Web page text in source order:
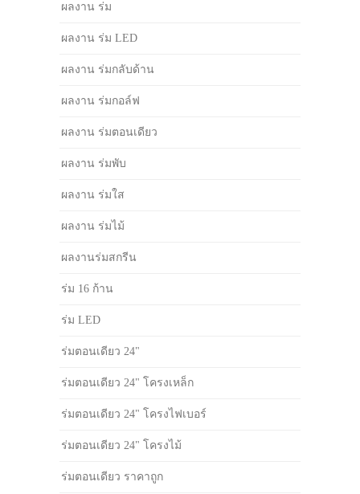
ผลงาน ร่ม
ผลงาน ร่ม LED
ผลงาน ร่มกลับด้าน
ผลงาน ร่มกอล์ฟ
ผลงาน ร่มตอนเดียว
ผลงาน ร่มพับ
ผลงาน ร่มใส
ผลงาน ร่มไม้
ผลงานร่มสกรีน
ร่ม 16 ก้าน
ร่ม LED
ร่มตอนเดียว 24"
ร่มตอนเดียว 24" โครงเหล็ก
ร่มตอนเดียว 24" โครงไฟเบอร์
ร่มตอนเดียว 24" โครงไม้
ร่มตอนเดียว ราคาถูก